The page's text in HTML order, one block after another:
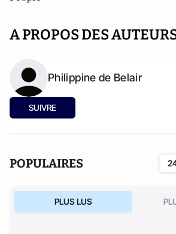
A PROPOS DES
Philippine de Belair
SUIVRE
POPULAIRES
PLUS LUS